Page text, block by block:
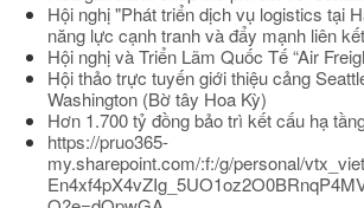
Hội nghị "Phát triển dịch vụ logistics tại
năng lực cạnh tranh và đẩy mạnh liên
Hội nghị và Triển Lãm Quốc Tế “Air
Hội thảo trực tuyến giới thiệu cảng
Washington (Bờ tây Hoa Kỳ)
Hơn 1.700 tỷ đồng bảo trì kết cấu hạ
https://pruo365-
my.sharepoint.com/:f:/g/personal/